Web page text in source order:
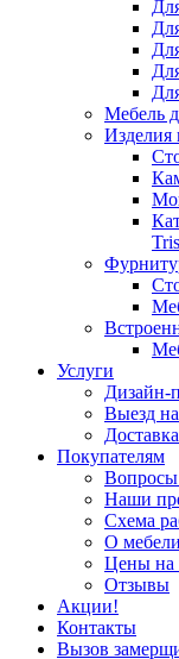
Мебель
Изделия
Услуги
Дизайн-
Выезд
Покупателям
Наши
Схема
О мебели
Цены на
Отзывы
Акции!
Контакты
Вызов